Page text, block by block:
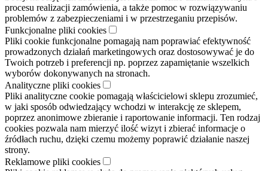
procesu realizacji zamówienia, a także pomoc w rozwiązywaniu
problemów z zabezpieczeniami i w przestrzeganiu przepisów.
Funkcjonalne pliki cookies
Pliki cookie funkcjonalne pomagają nam poprawiać efektywność
prowadzonych działań marketingowych oraz dostosowywać je do
Twoich potrzeb i preferencji np. poprzez zapamiętanie wszelkich
wyborów dokonywanych na stronach.
Analityczne pliki cookies
Pliki analityczne cookie pomagają właścicielowi sklepu zrozumieć,
w jaki sposób odwiedzający wchodzi w interakcję ze sklepem,
poprzez anonimowe zbieranie i raportowanie informacji. Ten rodzaj
cookies pozwala nam mierzyć ilość wizyt i zbierać informacje o
źródłach ruchu, dzięki czemu możemy poprawić działanie naszej
strony.
Reklamowe pliki cookies